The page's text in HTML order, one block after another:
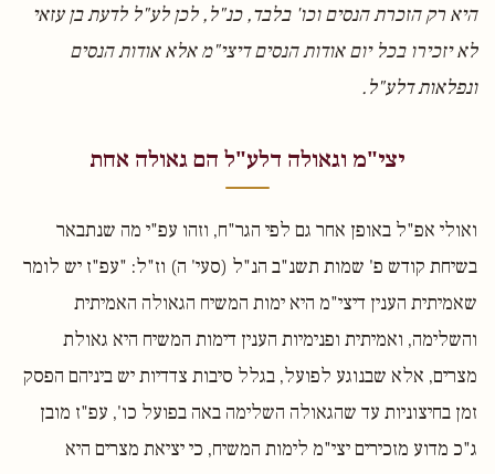
היא רק הזכרת הנסים וכו' בלבד, כנ"ל, לכן לע"ל לדעת בן עזאי
לא יזכירו בכל יום אודות הנסים דיצי"מ אלא אודות הנסים
ונפלאות דלע"ל.
יצי"מ וגאולה דלע"ל הם גאולה אחת
ואולי אפ"ל באופן אחר גם לפי הגר"ח, וזהו עפ"י מה שנתבאר
בשיחת קודש פ' שמות תשנ"ב הנ"ל (סעי' ה) וז"ל: "עפ"ז יש לומר
שאמיתית הענין דיצי"מ היא ימות המשיח הגאולה האמיתית
והשלימה, ואמיתית ופנימיות הענין דימות המשיח היא גאולת
מצרים, אלא שבנוגע לפועל, בגלל סיבות צדדיות יש ביניהם הפסק
זמן בחיצוניות עד שהגאולה השלימה באה בפועל כו', עפ"ז מובן
ג"כ מדוע מזכירים יצי"מ לימות המשיח, כי יציאת מצרים היא